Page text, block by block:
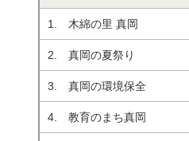
1. 木綿の里 真岡
2. 真岡の夏祭り
3. 真岡の環境保全
4. 教育のまち真岡